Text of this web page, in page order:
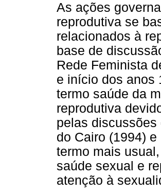
As ações
reprodutiva se
relacionados à
base de
Rede Feminista
e início dos anos
termo saúde da
reprodutiva
pelas
do Cairo (1994)
termo mais
saúde sexual e
atenção à